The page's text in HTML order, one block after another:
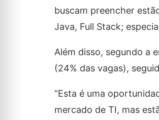
buscam preencher
Java, Full Stack;
Além disso, segundo a
(24% das vagas),
“Esta é uma
mercado de TI, mas